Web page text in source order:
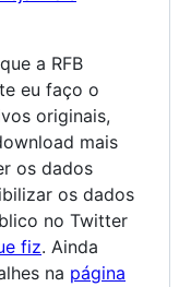
a RFB
eu faço o
originais,
mais
os dados
os dados
no Twitter
fiz. Ainda
na página